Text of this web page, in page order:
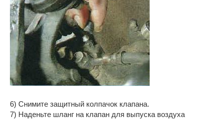
6) Снимите защитный колпачок клапана.
7) Наденьте шланг на клапан для выпуска воздуха